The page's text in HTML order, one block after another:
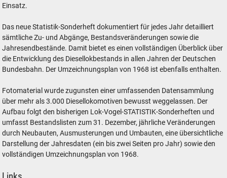
Einsatz.
Das neue Statistik-Sonderheft dokumentiert für jedes Jahr detailliert
sämtliche Zu- und Abgänge, Bestandsveränderungen sowie die
Jahresendbestände. Damit bietet es einen vollständigen Überblick über
die Entwicklung des Diesellokbestands in allen Jahren der Deutschen
Bundesbahn. Der Umzeichnungsplan von 1968 ist ebenfalls enthalten.
Fotomaterial wurde zugunsten einer umfassenden Datensammlung
über mehr als 3.000 Diesellokomotiven bewusst weggelassen. Der
Aufbau folgt den bisherigen Lok-Vogel-STATISTIK-Sonderheften und
umfasst Bestandslisten zum 31. Dezember, jährliche Veränderungen
durch Neubauten, Ausmusterungen und Umbauten, eine übersichtliche
Darstellung der Jahresdaten (ein bis zwei Seiten pro Jahr) sowie den
vollständigen Umzeichnungsplan von 1968.